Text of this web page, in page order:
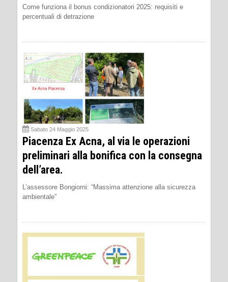
Come funziona il bonus condizionatori 2025: requisiti e
percentuali di detrazione
Sabato 24 Maggio 2025
Piacenza Ex Acna, al via le operazioni
preliminari alla bonifica con la consegna
dell’area.
L’assessore Bongiorni: “Massima attenzione alla sicurezza
ambientale”